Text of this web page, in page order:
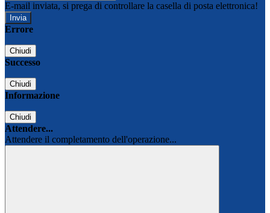
E-mail inviata, si prega di controllare la casella di posta elettronica!
Errore
Chiudi
Successo
Chiudi
Informazione
Chiudi
Attendere...
Attendere il completamento dell'operazione...